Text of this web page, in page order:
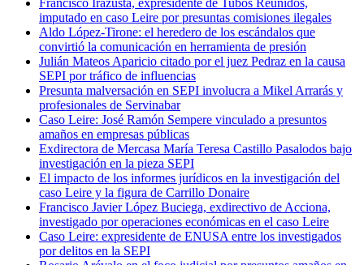
Francisco Irazusta, expresidente de Tubos Reunidos,
imputado en caso Leire por presuntas comisiones ilegales
Aldo López-Tirone: el heredero de los escándalos que
convirtió la comunicación en herramienta de presión
Julián Mateos Aparicio citado por el juez Pedraz en la causa
SEPI por tráfico de influencias
Presunta malversación en SEPI involucra a Mikel Arrarás y
profesionales de Servinabar
Caso Leire: José Ramón Sempere vinculado a presuntos
amaños en empresas públicas
Exdirectora de Mercasa María Teresa Castillo Pasalodos bajo
investigación en la pieza SEPI
El impacto de los informes jurídicos en la investigación del
caso Leire y la figura de Carrillo Donaire
Francisco Javier López Buciega, exdirectivo de Acciona,
investigado por operaciones económicas en el caso Leire
Caso Leire: expresidente de ENUSA entre los investigados
por delitos en la SEPI